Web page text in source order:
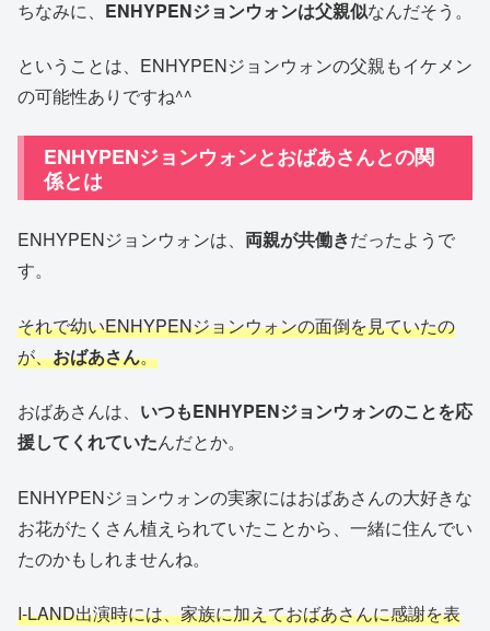
ちなみに、 ENHYPENジョンウォンは父親似なんだそう。
ということは、ENHYPENジョンウォンの父親もイケメン
の可能性ありですね^^
ENHYPENジョンウォンとおばあさんとの関
係とは
ENHYPENジョンウォンは、 両親が共働きだったようで
す。
それで幼いENHYPENジョンウォンの面倒を見ていたの
が、おばあさん。
おばあさんは、 いつもENHYPENジョンウォンのことを応
援してくれていたんだとか。
ENHYPENジョンウォンの実家にはおばあさんの大好きな
お花がたくさん植えられていたことから、一緒に住んでい
たのかもしれませんね。
I-LAND出演時には、家族に加えておばあさんに感謝を表